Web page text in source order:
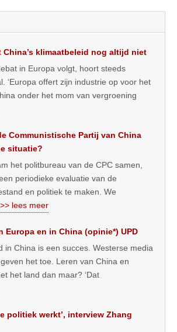
klimaatbeleid nog altijd niet
in Europa volgt, hoort steeds
‘Europa offert zijn industrie op voor het
onder het mom van vergroening
Communistische Partij van China
situatie?
het politbureau van de CPC samen,
periodieke evaluatie van de
en politiek te maken. We
lees meer
Europa en in China (opinie*) UPD
in China is een succes. Westerse media
het toe. Leren van China en
het land dan maar? ‘Dat
politiek werkt’, interview Zhang